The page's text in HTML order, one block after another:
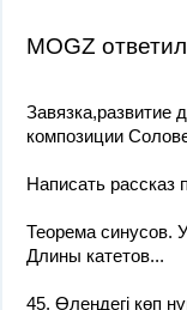
MOGZ ответил
Завязка,развитие
композиции
Написать рассказ
Теорема синусов.
Длины катетов...
45. Өлеңдегі көп